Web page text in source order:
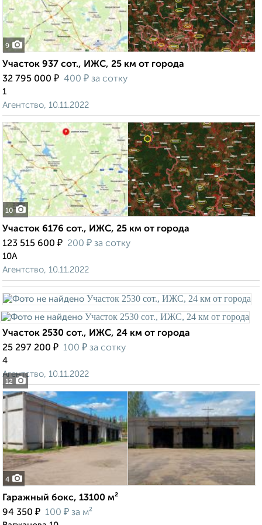
9
Участок 937 сот., ИЖС, 25 км от города
32 795 000 ₽ 400 ₽ за сотку
1
Агентство, 10.11.2022
10
Участок 6176 сот., ИЖС, 25 км от города
123 515 600 ₽ 200 ₽ за сотку
10А
Агентство, 10.11.2022
12
Участок 2530 сот., ИЖС, 24 км от города
25 297 200 ₽ 100 ₽ за сотку
4
Агентство, 10.11.2022
4
Гаражный бокс, 13100 м²
94 350 ₽ 100 ₽ за м²